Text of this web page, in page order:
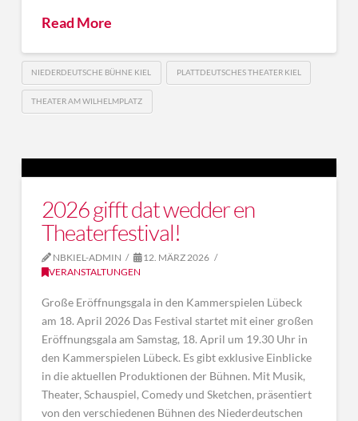
Read More
NIEDERDEUTSCHE BÜHNE KIEL PLATTDEUTSCHES THEATER KIEL
THEATER AM WILHELMPLATZ
2026 gifft dat wedder en
Theaterfestival!
NBKIEL-ADMIN
12. MÄRZ 2026
VERANSTALTUNGEN
Große Eröffnungsgala in den Kammerspielen Lübeck
am 18. April 2026 Das Festival startet mit einer großen
Eröffnungsgala am Samstag, 18. April um 19.30 Uhr in
den Kammerspielen Lübeck. Es gibt exklusive Einblicke
in die aktuellen Produktionen der Bühnen. Mit Musik,
Theater, Schauspiel, Comedy und Sketchen, präsentiert
von den verschiedenen Bühnen des Niederdeutschen